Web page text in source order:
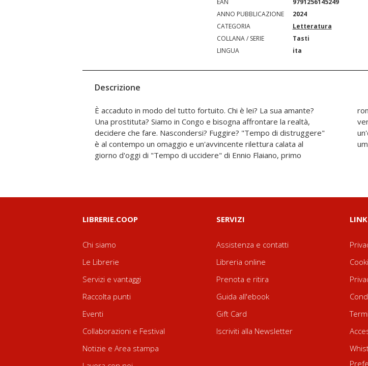
EAN
9791256145249
ANNO PUBBLICAZIONE
2024
CATEGORIA
Letteratura
COLLANA / SERIE
Tasti
LINGUA
ita
Descrizione
È accaduto in modo del tutto fortuito. Chi è lei? La sua amante?
Una prostituta? Siamo in Congo e bisogna affrontare la realtà,
decidere che fare. Nascondersi? Fuggire? "Tempo di distruggere"
è al contempo un omaggio e un'avvincente rilettura calata al
giorno d'oggi di "Tempo di uccidere" di Ennio Flaiano, primo
romanzo a imporsi allo Strega, nel 1947: il titolo stesso riprende i
versi dell'Ecclesiaste, proseguendo l'ideale citazione. Ma è anche
un'opera del tutto autonoma e un suggestivo viaggio nella psiche
LIBRERIE.COOP
Chi siamo
Le Librerie
Servizi e vantaggi
Raccolta punti
Eventi
Collaborazioni e Festival
Notizie e Area stampa
SERVIZI
Assistenza e contatti
Libreria online
Prenota e ritira
Guida all'ebook
Gift Card
Iscriviti alla Newsletter